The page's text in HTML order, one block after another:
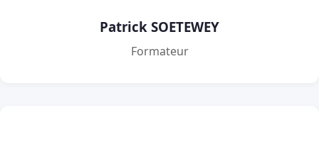
Patrick SOETEWEY
Formateur